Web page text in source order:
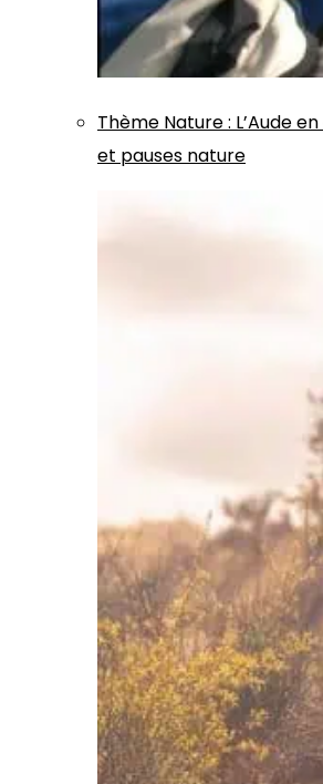
Thème Nature: L’Aude
et pauses nature